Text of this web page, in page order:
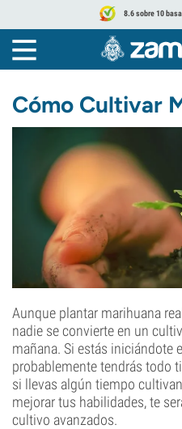
8.6 sobre 10
Cómo Cultivar
Aunque plantar marihuana
nadie se convierte en un
mañana. Si estás iniciándote
probablemente tendrás todo
si llevas algún tiempo
mejorar tus habilidades, te
cultivo avanzados.